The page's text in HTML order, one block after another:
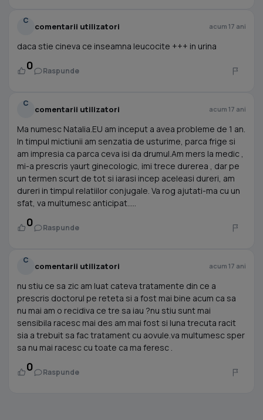
C
comentarii utilizatori acum 17 ani
daca stie cineva ce inseamna leucocite +++ in urina
0 Raspunde
C
comentarii utilizatori acum 17 ani
Ma numesc Natalia.EU am inceput a avea probleme de 1 an.
In timpul mictiunii am senzatia de usturime, parca frige si
am impresia ca parca ceva isi da drumul.Am mers la medic ,
mi-a prescris yaurt ginecologic, imi trece durerea , dar pe
un termen scurt de tot si iarasi incep aceleasi dureri, am
dureri in timpul relatiilor conjugale. Va rog ajutati-ma cu un
sfat, va multumesc anticipat.....
0 Raspunde
C
comentarii utilizatori acum 17 ani
nu stiu ce sa zic am luat cateva tratamente din ce a
prescris doctorul pe reteta si a fost mai bine acum ca sa
nu mai am o recidiva ce tre sa iau ?nu stiu sunt mai
sensibila racesc mai des am mai fost si luna trecuta racit
sia a trebuit sa fac tratament cu aovule.va multumesc sper
sa nu mai racesc cu toate ca ma feresc .
0 Raspunde